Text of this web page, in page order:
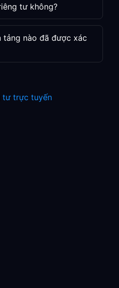
tư không?
tảng nào đã được xác
tư trực tuyến